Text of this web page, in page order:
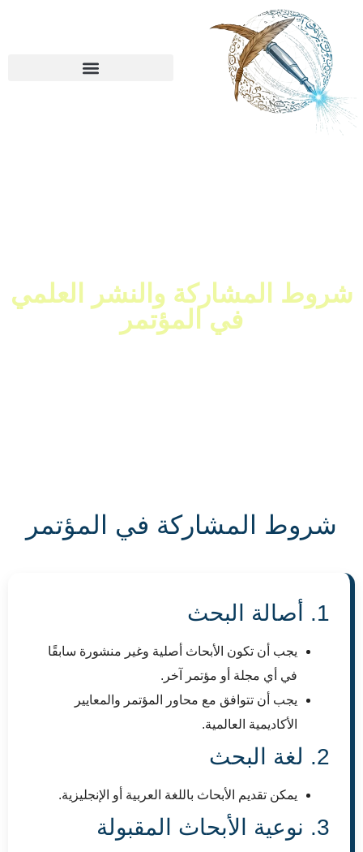
شروط المشاركة والنشر العلمي
في المؤتمر
شروط المشاركة في المؤتمر
1. أصالة البحث
يجب أن تكون الأبحاث أصلية وغير منشورة سابقًا
في أي مجلة أو مؤتمر آخر.
يجب أن تتوافق مع محاور المؤتمر والمعايير
الأكاديمية العالمية.
2. لغة البحث
يمكن تقديم الأبحاث باللغة العربية أو الإنجليزية.
3. نوعية الأبحاث المقبولة